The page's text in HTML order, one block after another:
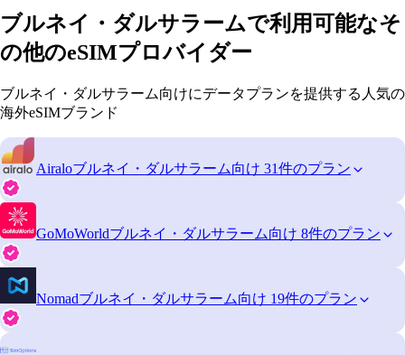
ブルネイ・ダルサラームで利用可能なそ
の他のeSIMプロバイダー
ブルネイ・ダルサラーム向けにデータプランを提供する人気の
海外eSIMブランド
Airaloブルネイ・ダルサラーム向け 31件のプラン
GoMoWorldブルネイ・ダルサラーム向け 8件のプラン
Nomadブルネイ・ダルサラーム向け 19件のプラン